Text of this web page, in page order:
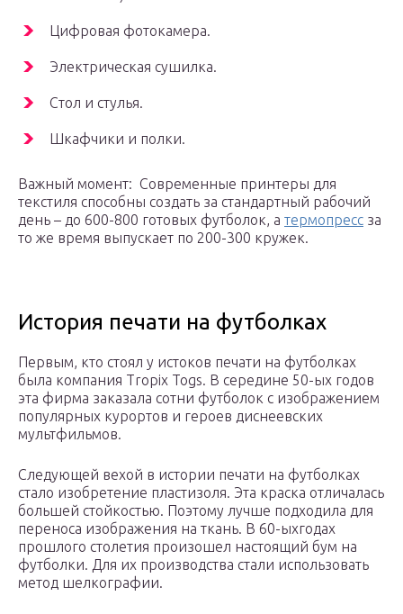
Цифровая фотокамера.
Электрическая сушилка.
Стол и стулья.
Шкафчики и полки.
Важный момент: Современные принтеры для
текстиля способны создать за стандартный рабочий
день – до 600-800 готовых футболок, а термопресс за
то же время выпускает по 200-300 кружек.
История печати на футболках
Первым, кто стоял у истоков печати на футболках
была компания Tropix Togs. В середине 50-ых годов
эта фирма заказала сотни футболок с изображением
популярных курортов и героев диснеевских
мультфильмов.
Следующей вехой в истории печати на футболках
стало изобретение пластизоля. Эта краска отличалась
большей стойкостью. Поэтому лучше подходила для
переноса изображения на ткань. В 60-ыхгодах
прошлого столетия произошел настоящий бум на
футболки. Для их производства стали использовать
метод шелкографии.